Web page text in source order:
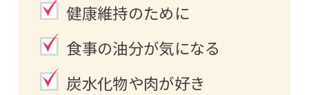
健康維持のために
食事の油分が気になる
炭水化物や肉が好き